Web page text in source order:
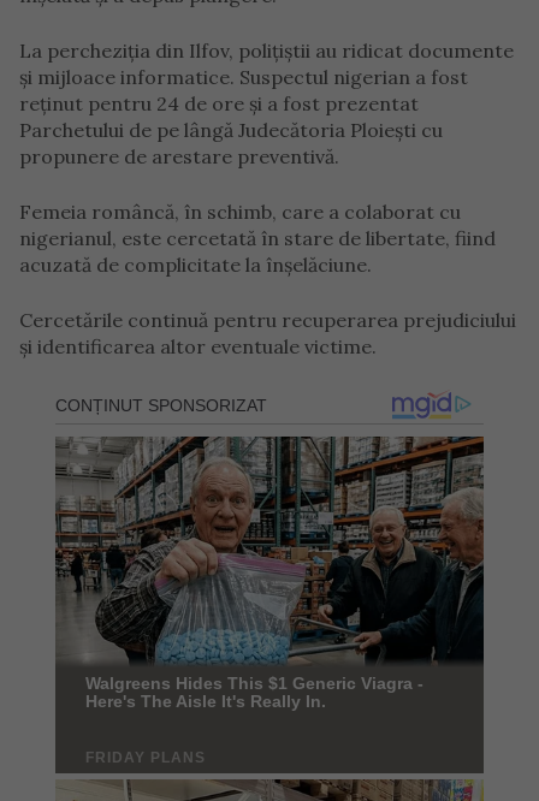
La percheziția din Ilfov, polițiștii au ridicat documente
și mijloace informatice. Suspectul nigerian a fost
reținut pentru 24 de ore și a fost prezentat
Parchetului de pe lângă Judecătoria Ploiești cu
propunere de arestare preventivă.
Femeia româncă, în schimb, care a colaborat cu
nigerianul, este cercetată în stare de libertate, fiind
acuzată de complicitate la înșelăciune.
Cercetările continuă pentru recuperarea prejudiciului
și identificarea altor eventuale victime.